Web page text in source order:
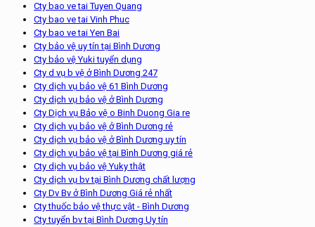
Cty bao ve tai Tuyen Quang
Cty bao ve tai Vinh Phuc
Cty bao ve tai Yen Bai
Cty bảo vệ uy tín tại Bình Dương
Cty bảo vệ Yuki tuyển dụng
Cty d vụ b vệ ở Bình Dương 247
Cty dịch vụ bảo vệ 61 Bình Dương
Cty dịch vụ bảo vệ ở Bình Dương
Cty Dịch vụ Bảo vệ o Binh Duong Gia re
Cty dịch vụ bảo vệ ở Bình Dương rẻ
Cty dịch vụ bảo vệ ở Bình Dương uy tín
Cty dịch vụ bảo vệ tại Bình Dương giá rẻ
Cty dịch vụ bảo vệ Yuky thật
Cty dịch vụ bv tại Bình Dương chất lượng
Cty Dv Bv ở Bình Dương Giá rẻ nhất
Cty thuốc bảo vệ thực vật - Bình Dương
Cty tuyển bv tại Bình Dương Uy tín